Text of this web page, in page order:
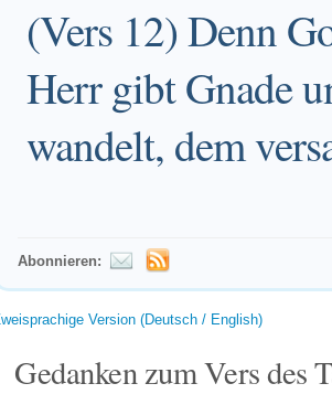
(Vers 12) Denn
Herr gibt Gnade
wandelt, dem
Abonnieren:
Version (Deutsch / English)
Gedanken zum Vers des